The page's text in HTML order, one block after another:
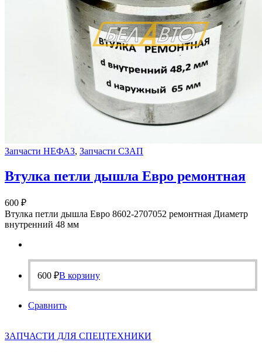
Запчасти НЕФАЗ, Запчасти СЗАП
Втулка петли дышла Евро ремонтная
600 ₽
Втулка петли дышла Евро 8602-2707052 ремонтная Диаметр
внутренний 48 мм
600 ₽В корзину
Сравнить
ЗАПЧАСТИ ДЛЯ СПЕЦТЕХНИКИ